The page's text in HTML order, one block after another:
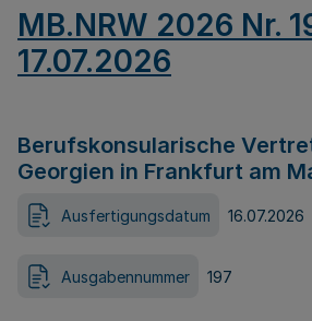
MB.NRW 2026 Nr.
17.07.2026
Berufskonsularische
Georgien in Frankfurt am
Ausfertigungsdatum 16.07.2026
Ausgabennummer 197